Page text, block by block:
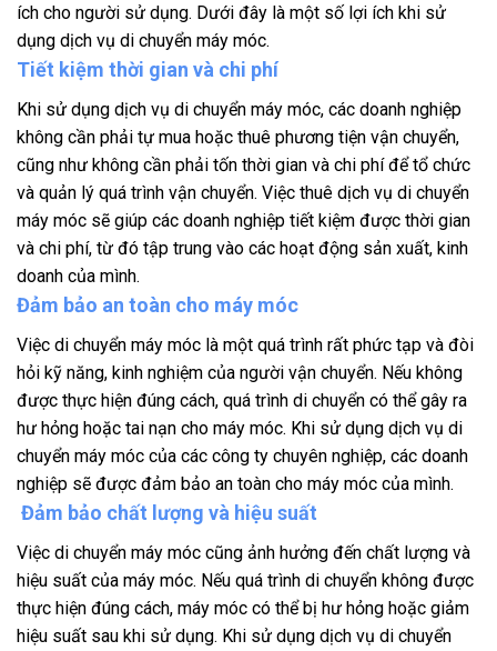
ích cho người sử dụng. Dưới đây là một số lợi ích khi sử
dụng dịch vụ di chuyển máy móc.
Tiết kiệm thời gian và chi phí
Khi sử dụng dịch vụ di chuyển máy móc, các doanh nghiệp
không cần phải tự mua hoặc thuê phương tiện vận chuyển,
cũng như không cần phải tốn thời gian và chi phí để tổ chức
và quản lý quá trình vận chuyển. Việc thuê dịch vụ di chuyển
máy móc sẽ giúp các doanh nghiệp tiết kiệm được thời gian
và chi phí, từ đó tập trung vào các hoạt động sản xuất, kinh
doanh của mình.
Đảm bảo an toàn cho máy móc
Việc di chuyển máy móc là một quá trình rất phức tạp và đòi
hỏi kỹ năng, kinh nghiệm của người vận chuyển. Nếu không
được thực hiện đúng cách, quá trình di chuyển có thể gây ra
hư hỏng hoặc tai nạn cho máy móc. Khi sử dụng dịch vụ di
chuyển máy móc của các công ty chuyên nghiệp, các doanh
nghiệp sẽ được đảm bảo an toàn cho máy móc của mình.
Đảm bảo chất lượng và hiệu suất
Việc di chuyển máy móc cũng ảnh hưởng đến chất lượng và
hiệu suất của máy móc. Nếu quá trình di chuyển không được
thực hiện đúng cách, máy móc có thể bị hư hỏng hoặc giảm
hiệu suất sau khi sử dụng. Khi sử dụng dịch vụ di chuyển